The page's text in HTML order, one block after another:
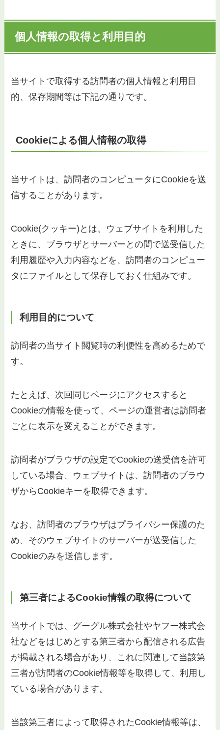
個人情報の取得と利用目的
当サイトで取得する訪問者の個人情報と利用目
的、保存期間等は下記の通りです。
Cookieによる個人情報の取得
当サイトは、訪問者のコンピュータにCookieを送
信することがあります。
Cookie(クッキー)とは、ウェブサイトを利用した
ときに、ブラウザとサーバーとの間で送受信した
利用履歴や入力内容などを、訪問者のコンピュー
タにファイルとして保存しておく仕組みです。
利用目的について
訪問者の当サイト閲覧時の利便性を高めるためで
す。
たとえば、次回同じページにアクセスすると
Cookieの情報を使って、ページの運営者は訪問者
ごとに表示を変えることができます。
訪問者がブラウザの設定でCookieの送受信を許可
している場合、ウェブサイトは、訪問者のブラウ
ザからCookieキーを取得できます。
なお、訪問者のブラウザはプライバシー保護のた
め、そのウェブサイトのサーバーが送受信した
Cookieのみを送信します。
第三者によるCookie情報の取得について
当サイトでは、グーグル株式会社やヤフー株式会
社などをはじめとする第三者から配信される広告
が掲載される場合があり、これに関連して当該第
三者が訪問者のCookie情報等を取得して、利用し
ている場合があります。
当該第三者によって取得されたCookie情報等は、